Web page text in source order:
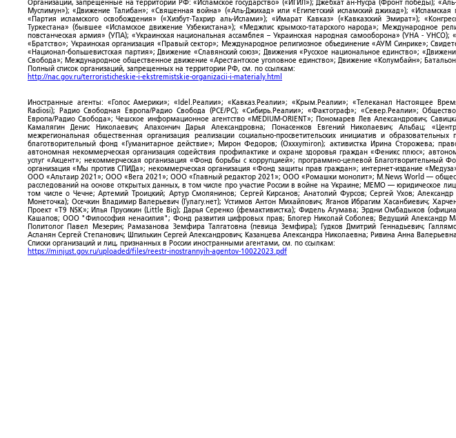
Организации, запрещенные на территории РФ: «Исламское государство» («ИГИЛ»); Джебхат ан-Нусра (Фронт победы);
Муслимун»); «Движение Талибан»; «Священная война» («Аль-Джихад» или «Египетский исламский джихад»); «Исламская
«Партия исламского освобождения» («Хизбут-Тахрир аль-Ислами»); «Имарат Кавказ» («Кавказский Эмират»);
Туркестана» (бывшее «Исламское движение Узбекистана»); «Меджлис крымско-татарского народа»; Международное
повстанческая армия» (УПА); «Украинская национальная ассамблея – Украинская народная самооборона» (УНА - УНСО);
«Братство»; Украинская организация «Правый сектор»; Международное религиозное объединение «АУМ Синрике»;
«Национал-большевистская партия»; Движение «Славянский союз»; Движения «Русское национальное единство»;
Свобода»; Международное общественное движение «Арестантское уголовное единство»; Движение «Колумбайн»;
Полный список организаций, запрещенных на территории РФ, см. по ссылкам:
http://nac.gov.ru/terroristicheskie-i-ekstremistskie-organizacii-i-materialy.html
Иностранные агенты: «Голос Америки»; «Idel.Реалии»; «Кавказ.Реалии»; «Крым.Реалии»; «Телеканал Настоящее
Radiosi); Радио Свободная Европа/Радио Свобода (PCE/PC); «Сибирь.Реалии»; «Фактограф»; «Север.Реалии»;
Европа/Радио Свобода»; Чешское информационное агентство «MEDIUM-ORIENT»; Пономарев Лев Александрович;
Камалягин Денис Николаевич; Апахончич Дарья Александровна; Понасенков Евгений Николаевич; Альбац;
межрегиональная общественная организация реализации социально-просветительских инициатив и
благотворительный фонд «Гуманитарное действие»; Мирон Федоров; (Oxxxymiron); активистка Ирина Сторожева;
автономная некоммерческая организация содействия профилактике и охране здоровья граждан «Феникс плюс»;
услуг «Акцент»; некоммерческая организация «Фонд борьбы с коррупцией»; программно-целевой Благотворительный
организация «Мы против СПИДа»; некоммерческая организация «Фонд защиты прав граждан»; интернет-издание
ООО «Альтаир 2021»; ООО «Вега 2021»; ООО «Главный редактор 2021»; ООО «Ромашки монолит»; M.News World —
расследований на основе открытых данных, в том числе про участие России в войне на Украине; МЕМО — юридическое
том числе о Чечне; Артемий Троицкий; Артур Смолянинов; Сергей Кирсанов; Анатолий Фурсов; Сергей Ухов;
Монеточка); Осечкин Владимир Валерьевич (Гулагу.нет); Устимов Антон Михайлович; Яганов Ибрагим Хасанбиевич;
Проект «T9 NSK»; Илья Прусикин (Little Big); Дарья Серенко (фемактивистка); Фидель Агумава; Эрдни Омбадыков
Кашапов; ООО "Философия ненасилия"; Фонд развития цифровых прав; Блогер Николай Соболев; Ведущий Александр
Политолог Павел Мезерин; Рамазанова Земфира Талгатовна (певица Земфира); Гудков Дмитрий Геннадьевич;
Асланян Сергей Степанович; Шпилькин Сергей Александрович; Казанцева Александра Николаевна; Ривина Анна Валерьевна
Списки организаций и лиц, признанных в России иностранными агентами, см. по ссылкам:
https://minjust.gov.ru/uploaded/files/reestr-inostrannyih-agentov-10022023.pdf